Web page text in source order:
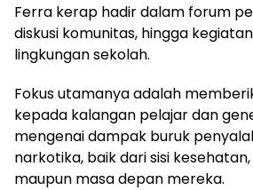
Ferra kerap hadir dalam forum
diskusi komunitas, hingga
lingkungan sekolah.
Fokus utamanya adalah
kepada kalangan pelajar dan
mengenai dampak buruk
narkotika, baik dari sisi kesehatan,
maupun masa depan mereka.